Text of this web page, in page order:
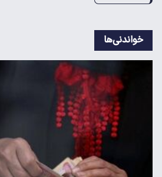
خواندنی‌ها